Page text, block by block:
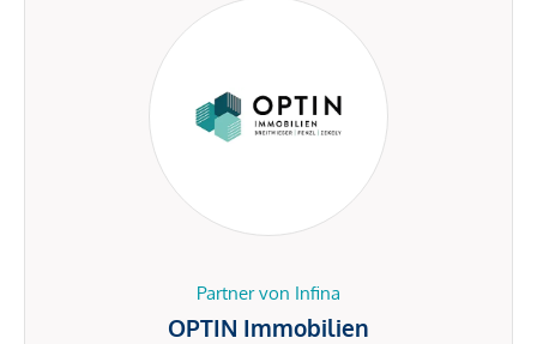
Partner von Infina
OPTIN Immobilien